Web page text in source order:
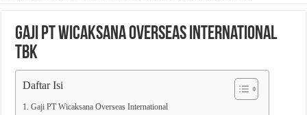
Gaji PT Wicaksana Overseas International
Tbk
Daftar Isi
Gaji PT Wicaksana Overseas International